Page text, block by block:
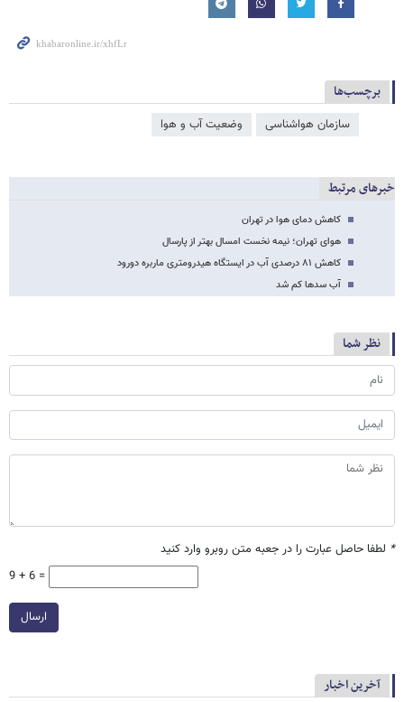
برچسب‌ها
سازمان هواشناسی وضعیت آب و هوا
خبرهای مرتبط
کاهش دمای هوا در تهران
هوای تهران؛ نیمه‌ نخست امسال بهتر از پارسال
کاهش ۸۱ درصدی آب در ایستگاه هیدرومتری ماربره دورود
آب سدها کم شد
نظر شما
* لطفا حاصل عبارت را در جعبه متن روبرو وارد کنید
9 + 6 =
ارسال
آخرین اخبار